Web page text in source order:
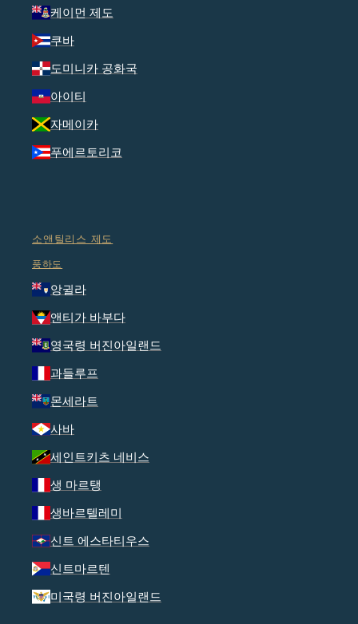
케이먼 제도
쿠바
도미니카 공화국
아이티
자메이카
푸에르토리코
소앤틸리스 제도
풍하도
앙귈라
앤티가 바부다
영국령 버진아일랜드
과들루프
몬세라트
사바
세인트키츠 네비스
생 마르탱
생바르텔레미
신트 에스타티우스
신트마르텐
미국령 버진아일랜드